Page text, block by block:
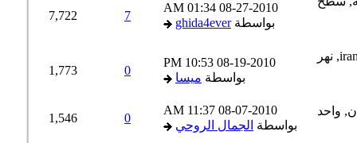
08-27-2010
01:34 AM
بواسطةghida4ever
7,722
08-19-2010
10:53 PM
بواسطةميسا
1,773
08-07-2010
11:37 AM
بواسطةالجمال الروحي
1,546